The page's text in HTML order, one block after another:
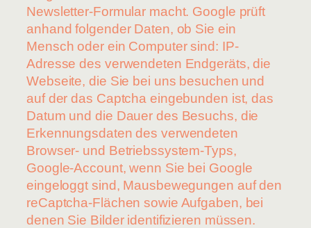
Newsletter-Formular macht. Google prüft
anhand folgender Daten, ob Sie ein
Mensch oder ein Computer sind: IP-
Adresse des verwendeten Endgeräts, die
Webseite, die Sie bei uns besuchen und
auf der das Captcha eingebunden ist, das
Datum und die Dauer des Besuchs, die
Erkennungsdaten des verwendeten
Browser- und Betriebssystem-Typs,
Google-Account, wenn Sie bei Google
eingeloggt sind, Mausbewegungen auf den
reCaptcha-Flächen sowie Aufgaben, bei
denen Sie Bilder identifizieren müssen.